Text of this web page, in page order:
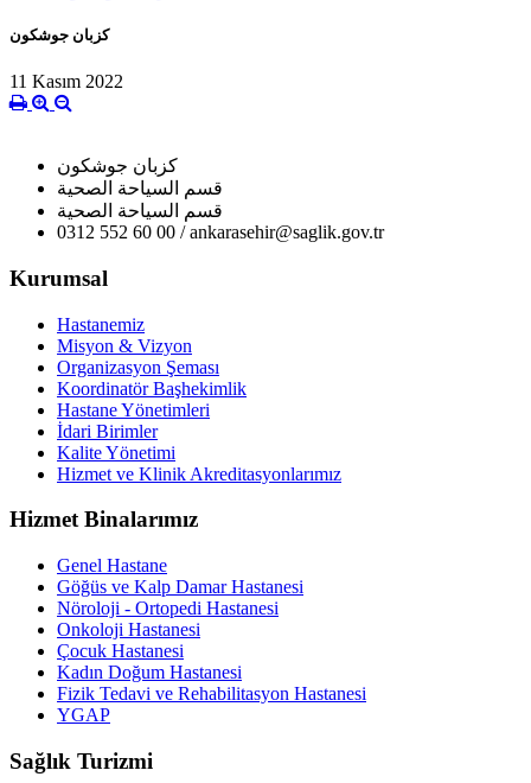
كزبان جوشكون
11 Kasım 2022
كزبان جوشكون
قسم السياحة الصحية
قسم السياحة الصحية
0312 552 60 00 / ankarasehir@saglik.gov.tr
Kurumsal
Hastanemiz
Misyon & Vizyon
Organizasyon Şeması
Koordinatör Başhekimlik
Hastane Yönetimleri
İdari Birimler
Kalite Yönetimi
Hizmet ve Klinik Akreditasyonlarımız
Hizmet Binalarımız
Genel Hastane
Göğüs ve Kalp Damar Hastanesi
Nöroloji - Ortopedi Hastanesi
Onkoloji Hastanesi
Çocuk Hastanesi
Kadın Doğum Hastanesi
Fizik Tedavi ve Rehabilitasyon Hastanesi
YGAP
Sağlık Turizmi